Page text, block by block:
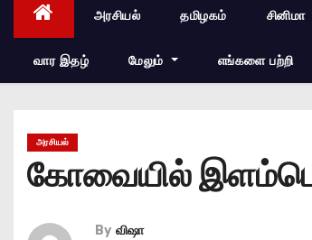
அரசியல் தமிழகம் சினிமா
வார இதழ் மேலும் எங்களை பற்றி
அரசியல்
கோவையில்
By விஷா